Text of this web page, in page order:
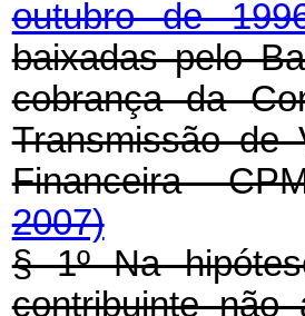
outubro de
baixadas pelo
cobrança da
Transmissão de
Financeira -
2007)
§ 1º Na
contribuinte não